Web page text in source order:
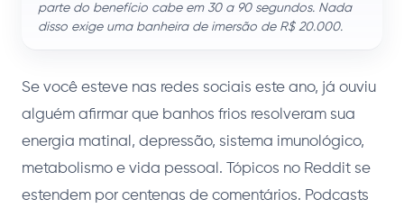
parte do benefício cabe em 30 a 90 segundos. Nada
disso exige uma banheira de imersão de R$ 20.000.
Se você esteve nas redes sociais este ano, já ouviu
alguém afirmar que banhos frios resolveram sua
energia matinal, depressão, sistema imunológico,
metabolismo e vida pessoal. Tópicos no Reddit se
estendem por centenas de comentários. Podcasts